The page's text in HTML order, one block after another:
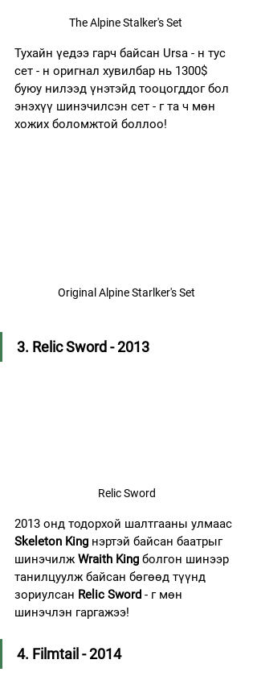
The Alpine Stalker's Set
Тухайн үедээ гарч байсан Ursa - н тус
сет - н оригнал хувилбар нь 1300$
буюу нилээд үнэтэйд тооцогддог бол
энэхүү шинэчилсэн сет - г та ч мөн
хожих боломжтой боллоо!
Original Alpine Starlker's Set
3. Relic Sword - 2013
Relic Sword
2013 онд тодорхой шалтгааны улмаас
Skeleton King нэртэй байсан баатрыг
шинэчилж Wraith King болгон шинээр
танилцуулж байсан бөгөөд түүнд
зориулсан Relic Sword - г мөн
шинэчлэн гаргажээ!
4. Filmtail - 2014